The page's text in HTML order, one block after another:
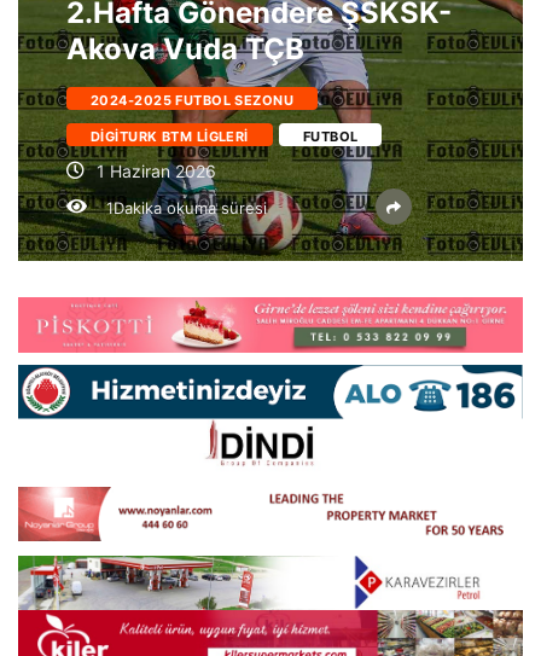
2.Hafta Gönendere ŞSKSK-
Akova Vuda TÇB
2024-2025 FUTBOL SEZONU
DIGITURK BTM LIGLERI FUTBOL
1 Haziran 2026
1Dakika okuma süresi